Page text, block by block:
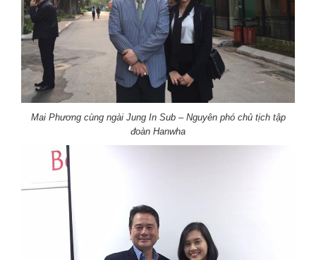
Mai Phương cùng ngài Jung In Sub – Nguyên phó chủ tịch tập
đoàn Hanwha